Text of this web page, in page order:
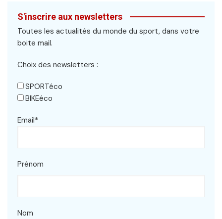
S'inscrire aux newsletters
Toutes les actualités du monde du sport, dans votre
boite mail.
Choix des newsletters :
SPORTéco
BIKEéco
Email*
Prénom
Nom